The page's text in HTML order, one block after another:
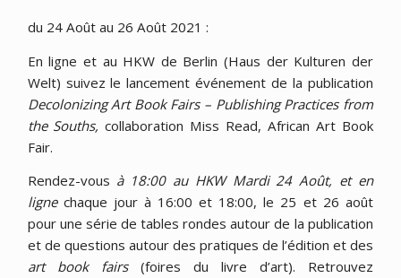
du 24 Août au 26 Août 2021 :
En ligne et au HKW de Berlin (Haus der Kulturen der
Welt) suivez le lancement événement de la publication
Decolonizing Art Book Fairs – Publishing Practices from
the Souths, collaboration Miss Read, African Art Book
Fair.
Rendez-vous à 18:00 au HKW Mardi 24 Août, et en
lignechaque jour à 16:00 et 18:00, le 25 et 26 août
pour une série de tables rondes autour de la publication
et de questions autour des pratiques de l’édition et des
art book fairs(foires du livre d’art). Retrouvez